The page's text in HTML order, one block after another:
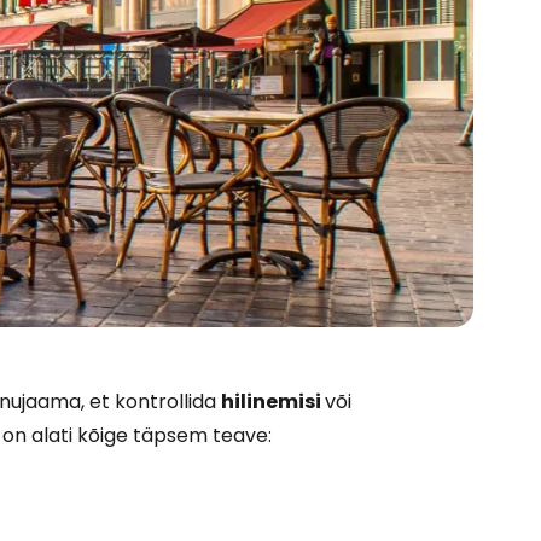
et kontrollida hilinemisivõi
alati kõige täpsem teave: